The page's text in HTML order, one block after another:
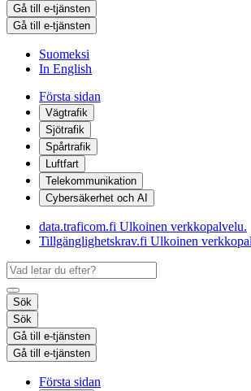
Gå till e-tjänsten
Gå till e-tjänsten
Suomeksi
In English
Första sidan
Vägtrafik
Sjötrafik
Spårtrafik
Luftfart
Telekommunikation
Cybersäkerhet och AI
data.traficom.fi Ulkoinen verkkopalvelu.
Tillgänglighetskrav.fi Ulkoinen
Sök
Sök
Gå till e-tjänsten
Gå till e-tjänsten
Första sidan